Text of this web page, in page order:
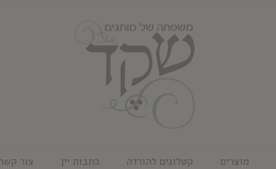
מוצרים קטלוגים להורדה כתבות יין צור